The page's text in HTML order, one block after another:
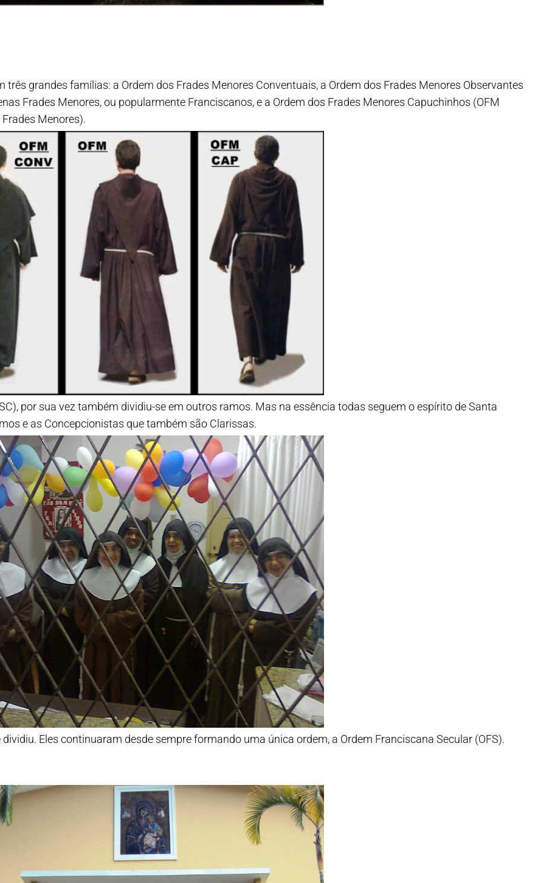
três grandes famílias: a Ordem dos Frades Menores Conventuais, a Ordem dos Frades Menores Observantes
Frades Menores, ou popularmente Franciscanos, e a Ordem dos Frades Menores Capuchinhos (OFM
Menores).
por sua vez também dividiu-se em outros ramos. Mas na essência todas seguem o espírito de Santa
e as Concepcionistas que também são Clarissas.
Eles continuaram desde sempre formando uma única ordem, a Ordem Franciscana Secular (OFS).